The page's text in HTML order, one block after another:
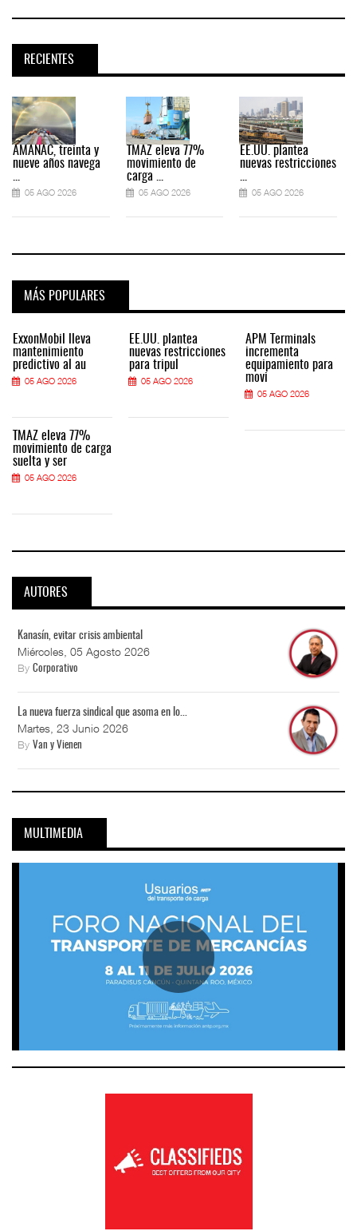
RECIENTES
AMANAC, treinta y
nueve años navega
...
05 AGO 2026
TMAZ eleva 77%
movimiento de
carga ...
05 AGO 2026
EE.UU. plantea
nuevas restricciones
...
05 AGO 2026
MÁS POPULARES
ExxonMobil lleva
mantenimiento
predictivo al au
05 AGO 2026
TMAZ eleva 77%
movimiento de carga
suelta y ser
05 AGO 2026
EE.UU. plantea
nuevas restricciones
para tripul
05 AGO 2026
APM Terminals
incrementa
equipamiento para
movi
05 AGO 2026
AUTORES
Kanasín, evitar crisis ambiental
Miércoles, 05 Agosto 2026
By Corporativo
La nueva fuerza sindical que asoma en lo...
Martes, 23 Junio 2026
By Van y Vienen
MULTIMEDIA